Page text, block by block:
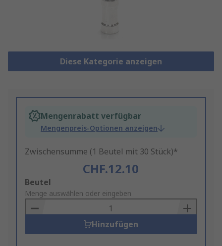
Diese Kategorie anzeigen
Mengenrabatt verfügbar
Mengenpreis-Optionen anzeigen
Zwischensumme (1 Beutel mit 30 Stück)*
CHF.12.10
Add
to
Basket
Beutel
Menge auswählen oder eingeben
Hinzufügen